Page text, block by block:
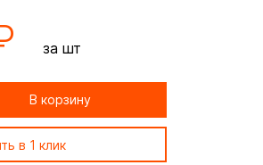
за шт
В корзину
в 1 клик